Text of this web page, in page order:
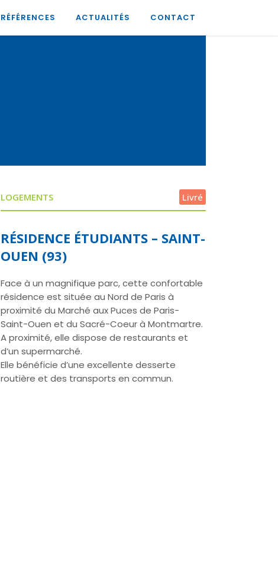
RÉFÉRENCES ACTUALITÉS CONTACT
LOGEMENTS Livré
RÉSIDENCE ÉTUDIANTS – SAINT-
OUEN (93)
Face à un magnifique parc, cette confortable
résidence est située au Nord de Paris à
proximité du Marché aux Puces de Paris-
Saint-Ouen et du Sacré-Coeur à Montmartre.
A proximité, elle dispose de restaurants et
d’un supermarché.
Elle bénéficie d’une excellente desserte
routière et des transports en commun.